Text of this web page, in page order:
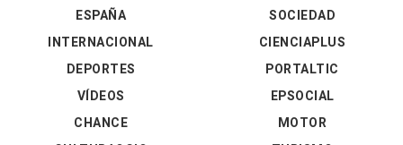
ESPAÑA
INTERNACIONAL
DEPORTES
VÍDEOS
SOCIEDAD
CIENCIAPLUS
PORTALTIC
EPSOCIAL
CHANCE
MOTOR